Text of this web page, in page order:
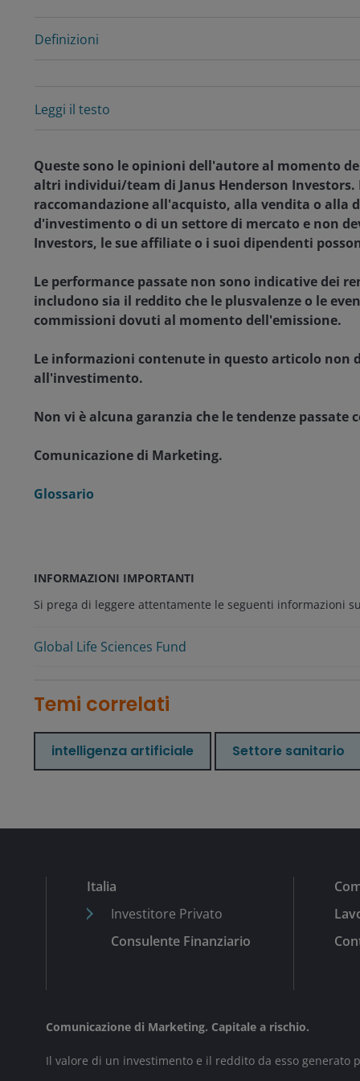
Definizioni
Leggi il testo
Queste sono le opinioni dell'autore al momento
altri individui/team di Janus Henderson
raccomandazione all'acquisto, alla vendita o alla
d'investimento o di un settore di mercato e non
Investors, le sue affiliate o i suoi dipendenti
Le performance passate non sono indicative dei
includono sia il reddito che le plusvalenze o le
commissioni dovuti al momento dell'emissione.
Le informazioni contenute in questo articolo non
all'investimento.
Non vi è alcuna garanzia che le tendenze
Comunicazione di Marketing.
Glossario
INFORMAZIONI IMPORTANTI
Si prega di leggere attentamente le seguenti informazioni
Global Life Sciences Fund
Temi correlati
intelligenza artificiale Settore sanitario
Italia
Investitore Privato
Consulente Finanziario
Comunicazione di Marketing. Capitale a rischio.
Il valore di un investimento e il reddito da esso generato